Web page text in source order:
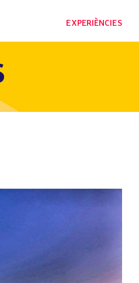
EXPERIÈNCIES